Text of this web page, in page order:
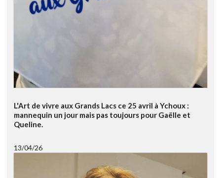
L'Art de vivre aux Grands Lacs ce 25 avril à Ychoux :
mannequin un jour mais pas toujours pour Gaëlle et
Queline.
13/04/26